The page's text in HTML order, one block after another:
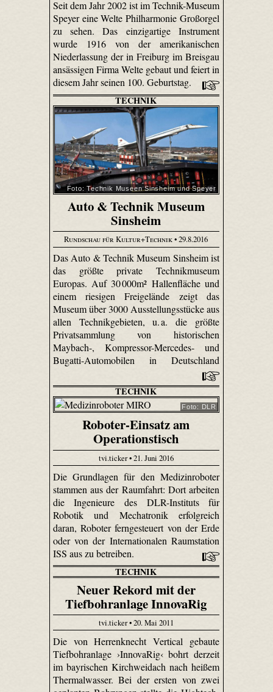
Seit dem Jahr 2002 ist im Technik-Museum
Speyer eine Welte Philharmonie Großorgel
zu sehen. Das einzigartige Instrument
wurde 1916 von der amerikanischen
Niederlassung der in Freiburg im Breisgau
ansässigen Firma Welte gebaut und feiert in
diesem Jahr seinen 100. Geburtstag.
TECHNIK
Foto: Technik Museen Sinsheim und Speyer
Auto & Technik Museum
Sinsheim
Rundschau für Kultur+Technik• 29.8.2016
Das Auto & Technik Museum Sinsheim ist
das größte private Technikmuseum
Europas. Auf 30 000m² Hallenfläche und
einem riesigen Freigelände zeigt das
Museum über 3000 Ausstellungsstücke aus
allen Technikgebieten, u. a. die größte
Privatsammlung von historischen
Maybach-, Kompressor-Mercedes- und
Bugatti-Automobilen in Deutschland
TECHNIK
Foto: DLR
Roboter-Einsatz am
Operationstisch
tvi.ticker • 21. Juni 2016
Die Grundlagen für den Medizinroboter
stammen aus der Raumfahrt: Dort arbeiten
die Ingenieure des DLR-Instituts für
Robotik und Mechatronik erfolgreich
daran, Roboter ferngesteuert von der Erde
oder von der Internationalen Raumstation
ISS aus zu betreiben.
TECHNIK
Neuer Rekord mit der
Tiefbohranlage InnovaRig
tvi.ticker • 20. Mai 2011
Die von Herrenknecht Vertical gebaute
Tiefbohranlage ›InnovaRig‹ bohrt derzeit
im bayrischen Kirchweidach nach heißem
Thermalwasser. Bei der ersten von zwei